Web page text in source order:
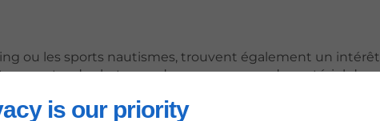
is our priority
ou les sports nautismes, trouvent également un
des bateaux, des caravanes ou du matériel de
des routes sinueuses ou en pente. La sécurité est un
plein air, et ce système de freinage contribue à rassurer